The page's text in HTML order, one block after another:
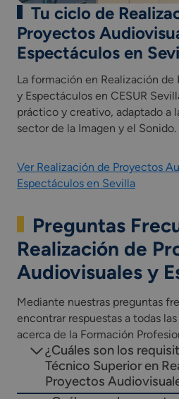
Tu ciclo de
Proyectos
Espectáculos en
La formación en Realización
y Espectáculos en CESUR
práctico y creativo, adaptado a
sector de la Imagen y el Sonido.
Ver Realización de Proyectos
Espectáculos en Sevilla
Preguntas
Realización de
Audiovisuales y
Mediante nuestras preguntas
encontrar respuestas a todas
acerca de la Formación
¿Cuáles son los
Técnico Superior en
Proyectos